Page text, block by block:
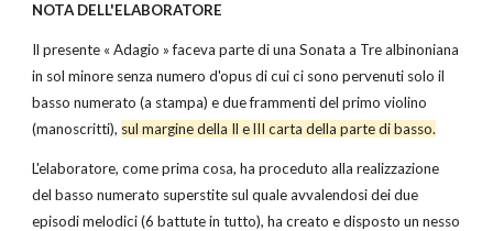
NOTA DELL'ELABORATORE
Il presente « Adagio » faceva parte di una Sonata a Tre albinoniana
in sol minore senza numero d'opus di cui ci sono pervenuti solo il
basso numerato (a stampa) e due frammenti del primo violino
(manoscritti), sul margine della Il e lII carta della parte di basso.
L'elaboratore, come prima cosa, ha proceduto alla realizzazione
del basso numerato super­stite sul quale avvalendosi dei due
episodi melodici (6 battute in tutto), ha creato e disposto un nesso